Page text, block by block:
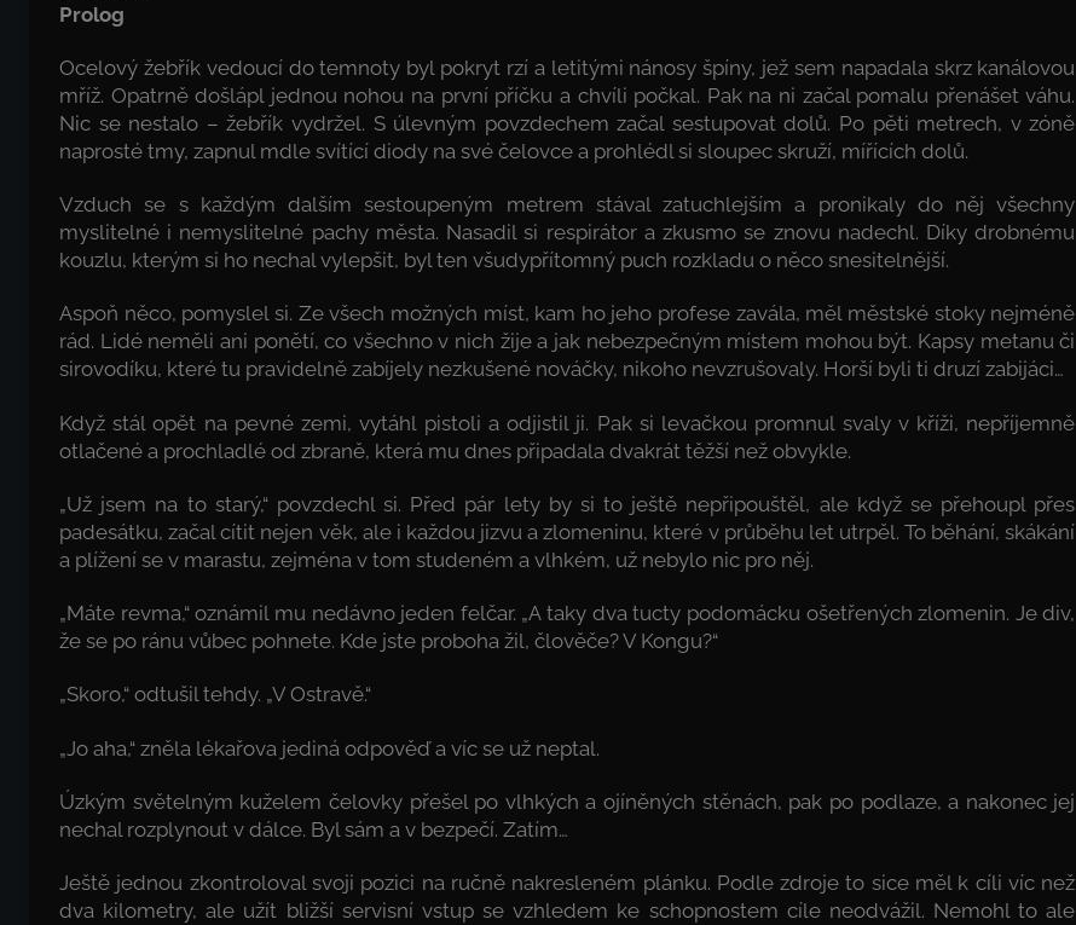
Prolog
Ocelový žebřík vedoucí do temnoty byl pokryt rzí a letitými nánosy špíny, jež sem napadala skrz kanálovou
mříž. Opatrně došlápl jednou nohou na první příčku a chvíli počkal. Pak na ni začal pomalu přenášet váhu.
Nic se nestalo – žebřík vydržel. S úlevným povzdechem začal sestupovat dolů. Po pěti metrech, v zóně
naprosté tmy, zapnul mdle svítící diody na své čelovce a prohlédl si sloupec skruží, mířících dolů.
Vzduch se s každým dalším sestoupeným metrem stával zatuchlejším a pronikaly do něj všechny
myslitelné i nemyslitelné pachy města. Nasadil si respirátor a zkusmo se znovu nadechl. Díky drobnému
kouzlu, kterým si ho nechal vylepšit, byl ten všudypřítomný puch rozkladu o něco snesitelnější.
Aspoň něco, pomyslel si. Ze všech možných míst, kam ho jeho profese zavála, měl městské stoky nejméně
rád. Lidé neměli ani ponětí, co všechno v nich žije a jak nebezpečným místem mohou být. Kapsy metanu či
sirovodíku, které tu pravidelně zabíjely nezkušené nováčky, nikoho nevzrušovaly. Horší byli ti druzí zabijáci…
Když stál opět na pevné zemi, vytáhl pistoli a odjistil ji. Pak si levačkou promnul svaly v kříži, nepříjemně
otlačené a prochladlé od zbraně, která mu dnes připadala dvakrát těžší než obvykle.
„Už jsem na to starý,“ povzdechl si. Před pár lety by si to ještě nepřipouštěl, ale když se přehoupl přes
padesátku, začal cítit nejen věk, ale i každou jizvu a zlomeninu, které v průběhu let utrpěl. To běhání, skákání
a plížení se v marastu, zejména v tom studeném a vlhkém, už nebylo nic pro něj.
„Máte revma,“ oznámil mu nedávno jeden felčar. „A taky dva tucty podomácku ošetřených zlomenin. Je div,
že se po ránu vůbec pohnete. Kde jste proboha žil, člověče? V Kongu?“
„Skoro,“ odtušil tehdy. „V Ostravě.“
„Jo aha,“ zněla lékařova jediná odpověď a víc se už neptal.
Úzkým světelným kuželem čelovky přešel po vlhkých a ojíněných stěnách, pak po podlaze, a nakonec jej
nechal rozplynout v dálce. Byl sám a v bezpečí. Zatím…
Ještě jednou zkontroloval svoji pozici na ručně nakresleném plánku. Podle zdroje to sice měl k cíli víc než
dva kilometry, ale užít bližší servisní vstup se vzhledem ke schopnostem cíle neodvážil. Nemohl to ale